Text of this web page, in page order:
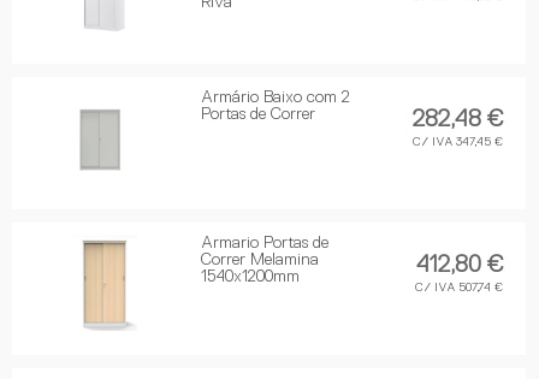
Armário Baixo com 2
Portas de Correr
282,48 €
C/ IVA 347,45 €
Armario Portas de
Correr Melamina
1540x1200mm
412,80 €
C/ IVA 507,74 €